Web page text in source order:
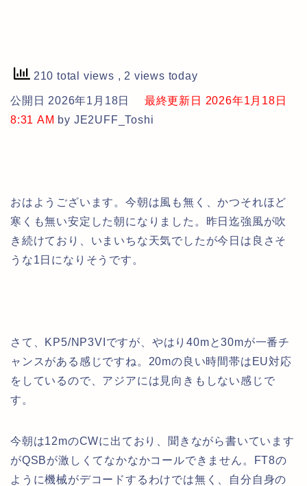
210 total views , 2 views today
公開日 2026年1月18日
最終更新日 2026年1月18日
8:31 AM by JE2UFF_Toshi
おはようございます。今朝は風も無く、かつそれほど
寒くも無い安定した朝になりました。昨日迄強風が吹
き続けており、いまいちな天気でしたが今日は良さそ
うな1日になりそうです。
さて、KP5/NP3VIですが、やはり40mと30mが一番チ
ャンスがある感じですね。20mの良い時間帯はEU対応
をしているので、アジアには見向きもしない感じで
す。
今朝は12mのCWに出ており、聞きながら書いています
がQSBが激しくてなかなかコールできません。FT8の
ように機械がデコードするわけでは無く、自分自身の